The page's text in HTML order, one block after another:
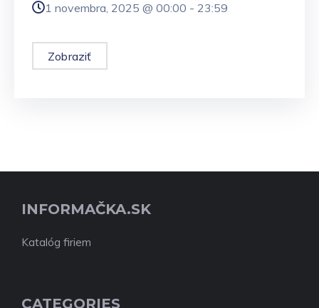
1 novembra, 2025 @ 00:00 - 23:59
Zobraziť
INFORMAČKA.SK
Katalóg firiem
CATEGORIES